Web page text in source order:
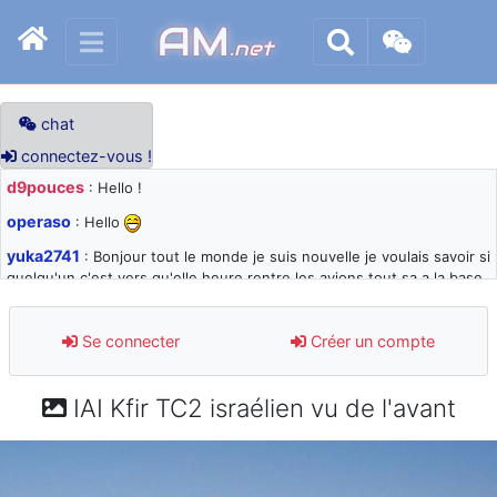
AM.net
chat
connectez-vous !
d9pouces : Hello !
operaso : Hello
yuka2741 : Bonjour tout le monde je suis nouvelle je voulais savoir si
quelqu'un c'est vers qu'elle heure rentre les avions tout sa a la base
d9pouces: désolé pour les quelques blocages du site ces derniers
jours : je teste des méthodes contre le spam et les bots trop nocifs
paxwax: Super, la nouvelle bannière
Se connecter Créer un compte
IAI Kfir TC2 israélien vu de l'avant